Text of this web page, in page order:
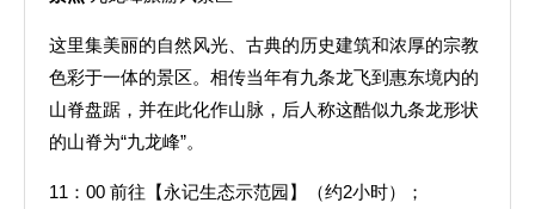
这里集美丽的自然风光、古典的历史建筑和浓厚的宗教
色彩于一体的景区。相传当年有九条龙飞到惠东境内的
山脊盘踞，并在此化作山脉，后人称这酷似九条龙形状
的山脊为“九龙峰”。
11：00 前往【永记生态示范园】（约2小时）；